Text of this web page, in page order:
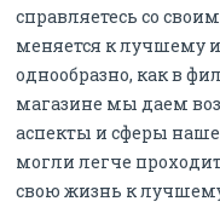
справляетесь со
меняется к лучшему
однообразно, как в
магазине мы даем
аспекты и сферы
могли легче
свою жизнь к